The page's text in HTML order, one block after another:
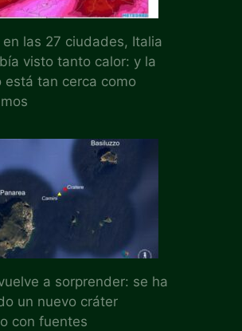
en las 27 ciudades, Italia
visto tanto calor: y la
está tan cerca como
a sorprender: se ha
un nuevo cráter
con fuentes